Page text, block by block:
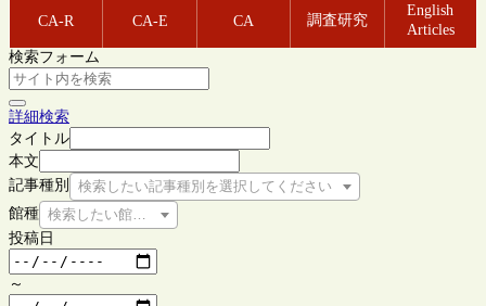
CA-R CA-E CA 調査研究
English
Articles
検索フォーム
詳細検索
タイトル
本文
記事種別
検索したい記事種別を選択してください
館種 検索したい館種を選択してください
投稿日
～